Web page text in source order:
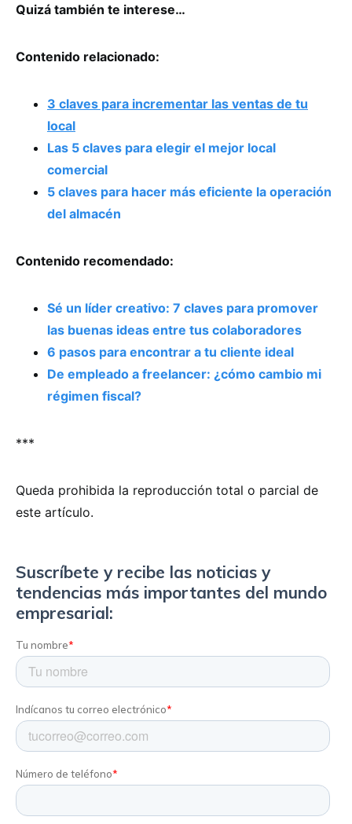
Quizá también te interese…
Contenido relacionado:
3 claves para incrementar las ventas de tu
local
Las 5 claves para elegir el mejor local
comercial
5 claves para hacer más eficiente la operación
del almacén
Contenido recomendado:
Sé un líder creativo: 7 claves para promover
las buenas ideas entre tus colaboradores
6 pasos para encontrar a tu cliente ideal
De empleado a freelancer: ¿cómo cambio mi
régimen fiscal?
***
Queda prohibida la reproducción total o parcial de
este artículo.